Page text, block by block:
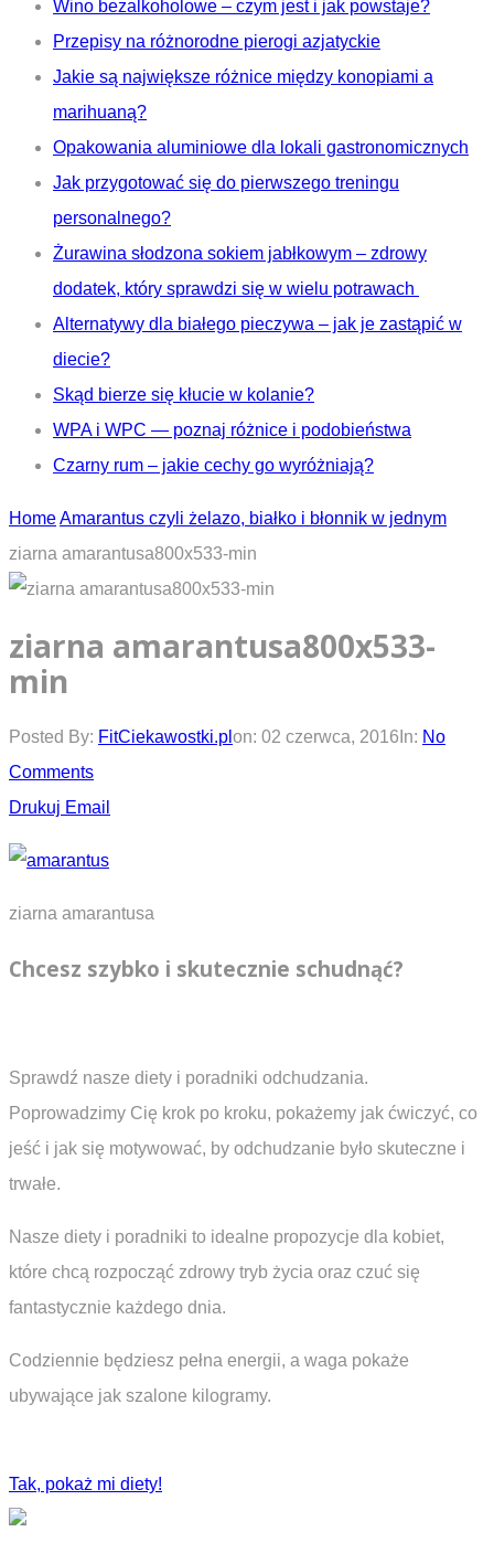
Wino bezalkoholowe – czym jest i jak powstaje?
Przepisy na różnorodne pierogi azjatyckie
Jakie są największe różnice między konopiami a
marihuaną?
Opakowania aluminiowe dla lokali gastronomicznych
Jak przygotować się do pierwszego treningu
personalnego?
Żurawina słodzona sokiem jabłkowym – zdrowy
dodatek, który sprawdzi się w wielu potrawach
Alternatywy dla białego pieczywa – jak je zastąpić w
diecie?
Skąd bierze się kłucie w kolanie?
WPA i WPC — poznaj różnice i podobieństwa
Czarny rum – jakie cechy go wyróżniają?
HomeAmarantus czyli żelazo, białko i błonnik w jednym
ziarna amarantusa800x533-min
ziarna amarantusa800x533-
min
Posted By: FitCiekawostki.pl on: 02 czerwca, 2016 In: No
Comments
Drukuj Email
ziarna amarantusa
Chcesz szybko i skutecznie schudnąć?
Sprawdź nasze diety i poradniki odchudzania.
Poprowadzimy Cię krok po kroku, pokażemy jak ćwiczyć, co
jeść i jak się motywować, by odchudzanie było skuteczne i
trwałe.
Nasze diety i poradniki to idealne propozycje dla kobiet,
które chcą rozpocząć zdrowy tryb życia oraz czuć się
fantastycznie każdego dnia.
Codziennie będziesz pełna energii, a waga pokaże
ubywające jak szalone kilogramy.
Tak, pokaż mi diety!